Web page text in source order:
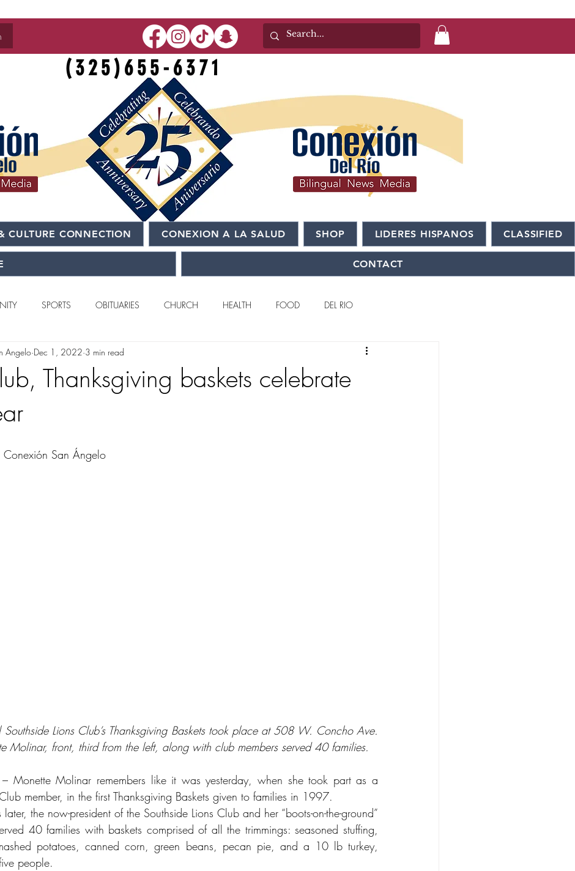
(325)655-6371
CULTURE CONNECTION CONEXION A LA SALUD SHOP LIDERES HISPANOS CLASSIFIED
CONTACT
SPORTS OBITUARIES CHURCH HEALTH FOOD DEL RIO
SAN ANGELO INTERNATIONAL
Thanksgiving baskets celebrate
Angelo Dec 1, 2022 3 min read
Conexión San Ángelo
Southside Lions Club’s Thanksgiving Baskets took place at 508 W. Concho Ave.
Molinar, front, third from the left, along with club members served 40 families.
Monette Molinar remembers like it was yesterday, when she took part as a
member, in the first Thanksgiving Baskets given to families in 1997.
later, the now-president of the Southside Lions Club and her “boots-on-the-ground”
40 families with baskets comprised of all the trimmings: seasoned stuffing,
potatoes, canned corn, green beans, pecan pie, and a 10 lb turkey,
people.